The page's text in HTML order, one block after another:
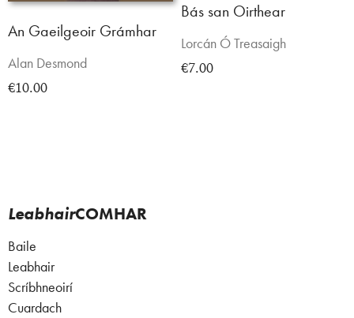
An Gaeilgeoir Grámhar
Alan Desmond
€10.00
Bás san Oirthear
Lorcán Ó Treasaigh
€7.00
LeabhairCOMHAR
Baile
Leabhair
Scríbhneoirí
Cuardach